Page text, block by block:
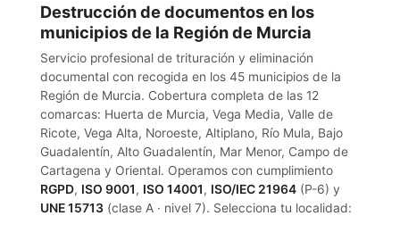
Destrucción de documentos en los
municipios de la Región de Murcia
Servicio profesional de trituración y eliminación
documental con recogida en los 45 municipios de la
Región de Murcia. Cobertura completa de las 12
comarcas: Huerta de Murcia, Vega Media, Valle de
Ricote, Vega Alta, Noroeste, Altiplano, Río Mula, Bajo
Guadalentín, Alto Guadalentín, Mar Menor, Campo de
Cartagena y Oriental. Operamos con cumplimiento
RGPD, ISO 9001, ISO 14001, ISO/IEC 21964 (P-6) y
UNE 15713 (clase A · nivel 7). Selecciona tu localidad: